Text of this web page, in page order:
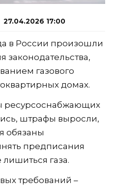
27.04.2026 17:00
в России произошли
законодательства,
газового
домах.
ресурсоснабжающих
штрафы выросли,
обязаны
предписания
газа.
требований –